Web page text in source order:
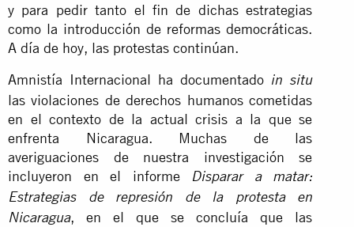
y para pedir tanto el fin de dichas estrategias
como la introducción de reformas democráticas.
A día de hoy, las protestas continúan.
Amnistía Internacional ha documentado in situ
las violaciones de derechos humanos cometidas
en el contexto de la actual crisis a la que se
enfrenta Nicaragua. Muchas de las
averiguaciones de nuestra investigación se
incluyeron en el informe
Disparar a matar:
Estrategias de represión de la protesta en
Nicaragua, en el que se concluía que las